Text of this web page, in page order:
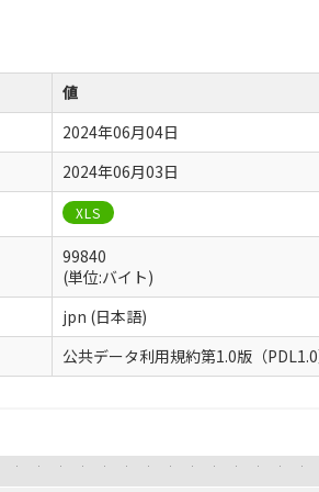
値
2024年06月04日
2024年06月03日
XLS
99840
(単位:バイト)
jpn (日本語)
公共データ利用規約第1.0版（